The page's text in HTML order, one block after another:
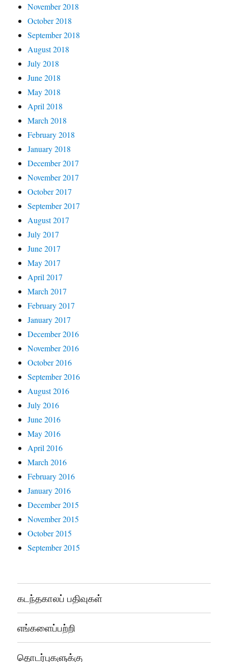
November 2018
October 2018
September 2018
August 2018
July 2018
June 2018
May 2018
April 2018
March 2018
February 2018
January 2018
December 2017
November 2017
October 2017
September 2017
August 2017
July 2017
June 2017
May 2017
April 2017
March 2017
February 2017
January 2017
December 2016
November 2016
October 2016
September 2016
August 2016
July 2016
June 2016
May 2016
April 2016
March 2016
February 2016
January 2016
December 2015
November 2015
October 2015
September 2015
கடந்தகாலப் பதிவுகள்
எங்களைப்பற்றி
தொடர்புகளுக்கு